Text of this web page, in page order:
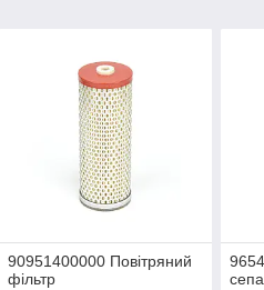
90951400000 Повітряний
фільтр